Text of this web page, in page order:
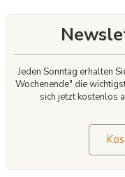
Jeden Sonntag erhalten
Wochenende" die
sich jetzt kostenlos